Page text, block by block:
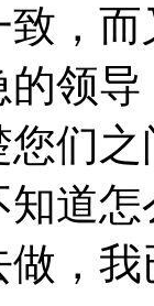
，
领
们
道
，